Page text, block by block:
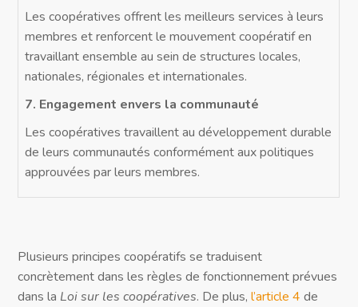
Les coopératives offrent les meilleurs services à leurs
membres et renforcent le mouvement coopératif en
travaillant ensemble au sein de structures locales,
nationales, régionales et internationales.
7. Engagement envers la communauté
Les coopératives travaillent au développement durable
de leurs communautés conformément aux politiques
approuvées par leurs membres.
Plusieurs principes coopératifs se traduisent
concrètement dans les règles de fonctionnement prévues
dans la Loi sur les coopératives. De plus, l’article 4 de